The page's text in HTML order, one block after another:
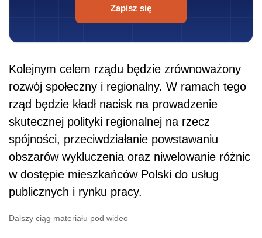
Zapisz się
Kolejnym celem rządu będzie zrównoważony
rozwój społeczny i regionalny. W ramach tego
rząd będzie kładł nacisk na prowadzenie
skutecznej polityki regionalnej na rzecz
spójności, przeciwdziałanie powstawaniu
obszarów wykluczenia oraz niwelowanie różnic
w dostępie mieszkańców Polski do usług
publicznych i rynku pracy.
Dalszy ciąg materiału pod wideo